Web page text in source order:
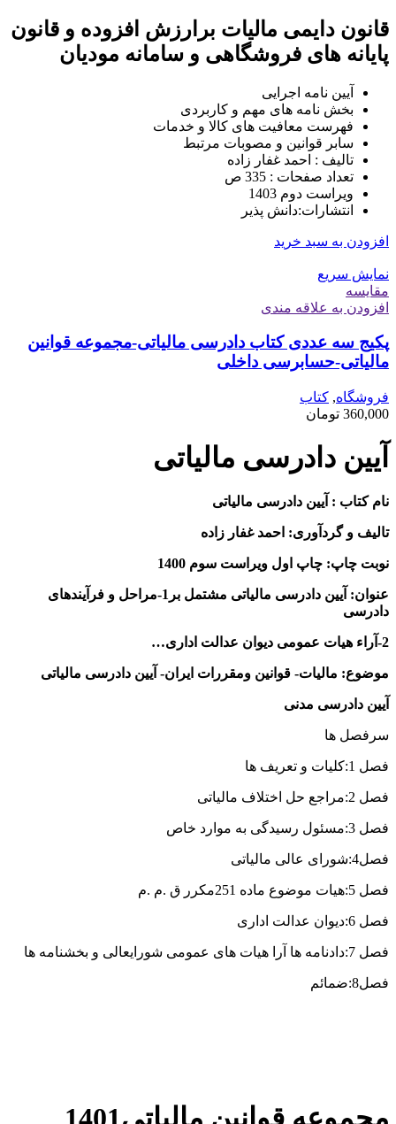
قانون دایمی مالیات برارزش افزوده و قانون
پایانه های فروشگاهی و سامانه مودیان
آیین نامه اجرایی
بخش نامه های مهم و کاربردی
فهرست معافیت های کالا و خدمات
سابر قوانین و مصوبات مرتبط
تالیف : احمد غفار زاده
تعداد صفحات : 335 ص
ویراست دوم 1403
انتشارات:دانش پذیر
افزودن به سبد خرید
نمایش سریع
مقايسه
افزودن به علاقه مندی
پکیج سه عددی کتاب دادرسی مالیاتی-مجموعه قوانین
مالیاتی-حسابرسی داخلی
فروشگاه, کتاب
360,000 تومان
آیین دادرسی مالیاتی
نام کتاب : آیین دادرسی مالیاتی
تالیف و گردآوری: احمد غفار زاده
نوبت چاپ: چاپ اول ویراست سوم 1400
عنوان: آیین دادرسی مالیاتی مشتمل بر1-مراحل و فرآیندهای
دادرسی
2-آراء هیات عمومی دیوان عدالت اداری…
موضوع: مالیات- قوانین ومقررات ایران- آیین دادرسی مالیاتی
آیین دادرسی مدنی
سرفصل ها
فصل 1:کلیات و تعریف ها
فصل 2:مراجع حل اختلاف مالیاتی
فصل 3:مسئول رسیدگی به موارد خاص
فصل4:شورای عالی مالیاتی
فصل 5:هیات موضوع ماده 251مکرر ق .م .م
فصل 6:دیوان عدالت اداری
فصل 7:دادنامه ها آرا هیات های عمومی شورایعالی و بخشنامه ها
فصل8:ضمائم